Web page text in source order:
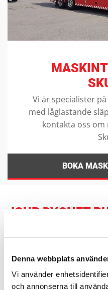
Denna webbplats
Vi använder
och annonserna till
Vi är specialister
med låglastande
kontakta oss
BOKA
JOUR DYGNET
Tisdag
Onsdag